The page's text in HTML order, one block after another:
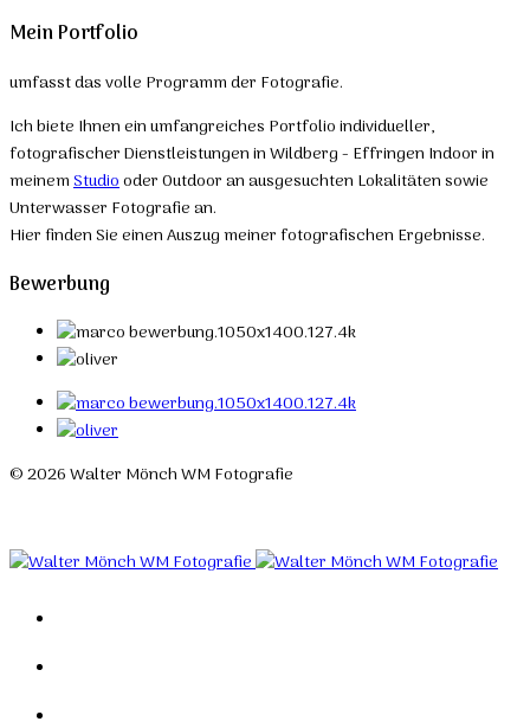
Mein Portfolio
umfasst das volle Programm der Fotografie.
Ich biete Ihnen ein umfangreiches Portfolio individueller,
fotografischer Dienstleistungen in Wildberg - Effringen Indoor in
meinemStudiooder Outdoor an ausgesuchten Lokalitäten sowie
Unterwasser Fotografie an.
Hier finden Sie einen Auszug meiner fotografischen Ergebnisse.
Bewerbung
© 2026 Walter Mönch WM Fotografie